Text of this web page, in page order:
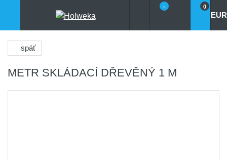
- 0
EUR
späť
METR SKLÁDACÍ DŘEVĚNÝ 1 M